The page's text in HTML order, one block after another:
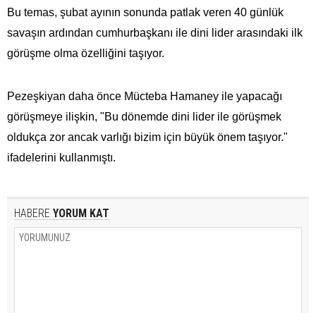
Bu temas, şubat ayının sonunda patlak veren 40 günlük
savaşın ardından cumhurbaşkanı ile dini lider arasındaki ilk
görüşme olma özelliğini taşıyor.
Pezeşkiyan daha önce Mücteba Hamaney ile yapacağı
görüşmeye ilişkin, "Bu dönemde dini lider ile görüşmek
oldukça zor ancak varlığı bizim için büyük önem taşıyor."
ifadelerini kullanmıştı.
HABERE YORUM KAT